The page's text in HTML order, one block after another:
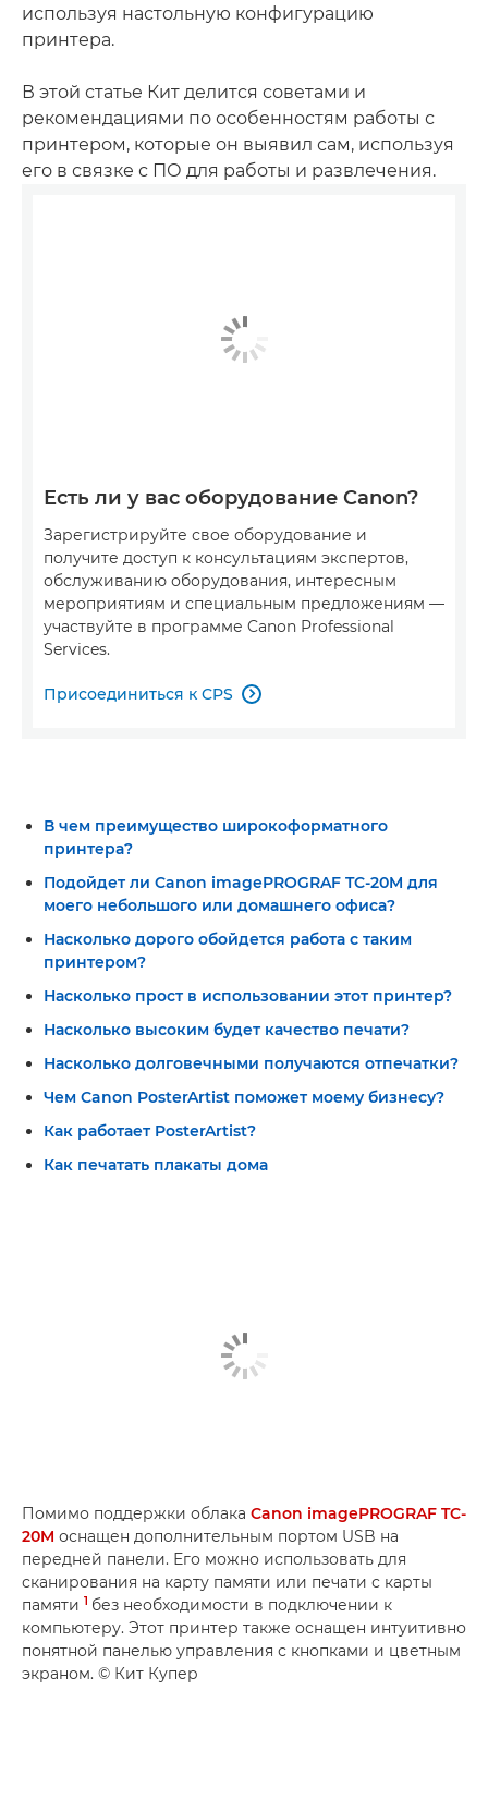
используя настольную конфигурацию
принтера.
В этой статье Кит делится советами и
рекомендациями по особенностям работы с
принтером, которые он выявил сам, используя
его в связке с ПО для работы и развлечения.
Есть ли у вас оборудование Canon?
Зарегистрируйте свое оборудование и
получите доступ к консультациям экспертов,
обслуживанию оборудования, интересным
мероприятиям и специальным предложениям —
участвуйте в программе Canon Professional
Services.
Присоединиться к CPS 
В чем преимущество широкоформатного
принтера?
Подойдет ли Canon imagePROGRAF TC-20M для
моего небольшого или домашнего офиса?
Насколько дорого обойдется работа с таким
принтером?
Насколько прост в использовании этот принтер?
Насколько высоким будет качество печати?
Насколько долговечными получаются отпечатки?
Чем Canon PosterArtist поможет моему бизнесу?
Как работает PosterArtist?
Как печатать плакаты дома
Помимо поддержки облака Canon imagePROGRAF TC-
20M оснащен дополнительным портом USB на
передней панели. Его можно использовать для
сканирования на карту памяти или печати с карты
памяти 1 без необходимости в подключении к
компьютеру. Этот принтер также оснащен интуитивно
понятной панелью управления с кнопками и цветным
экраном. © Кит Купер